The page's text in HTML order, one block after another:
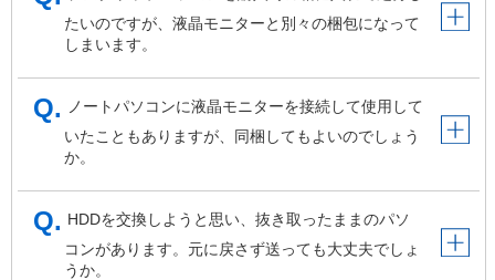
たいのですが、液晶モニターと別々の梱包になって
しまいます。
ノートパソコンに液晶モニターを接続して使用して
いたこともありますが、同梱してもよいのでしょう
か。
HDDを交換しようと思い、抜き取ったままのパソ
コンがあります。元に戻さず送っても大丈夫でしょ
うか。